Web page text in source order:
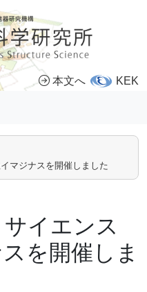
本文へ KEK
マジナスを開催しました
イエンス
を開催しま